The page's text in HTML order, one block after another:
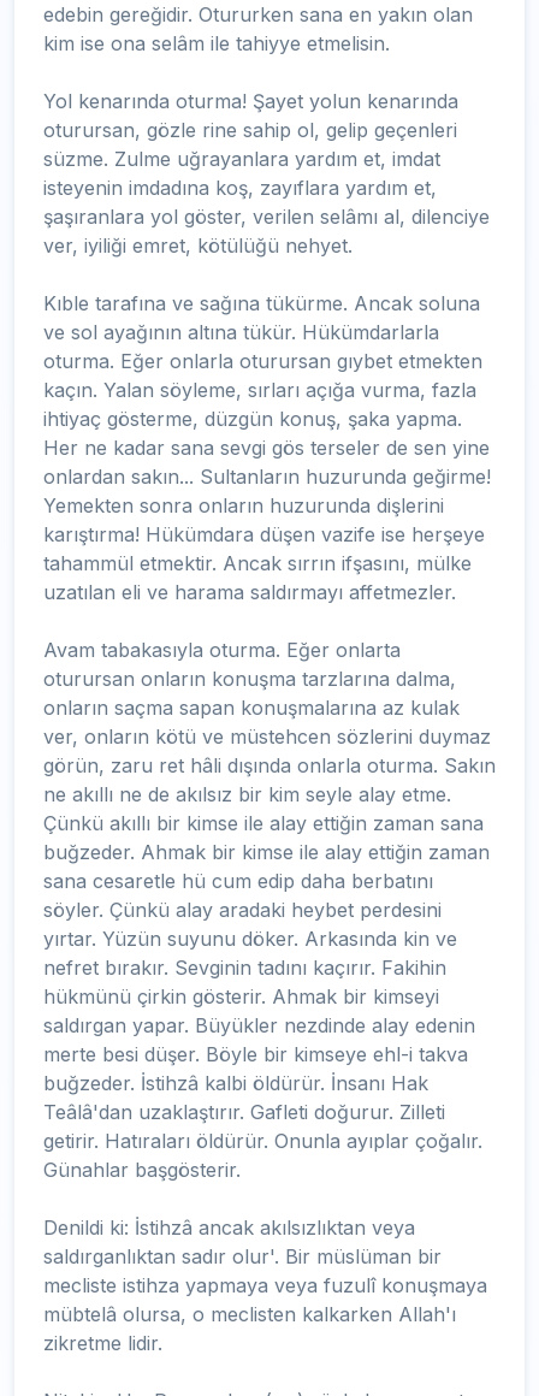
edebin gereğidir. Otururken sana en yakın olan
kim ise ona selâm ile tahiyye etmelisin.
Yol kenarında oturma! Şayet yolun kenarında
oturursan, gözle rine sahip ol, gelip geçenleri
süzme. Zulme uğrayanlara yardım et, imdat
isteyenin imdadına koş, zayıflara yardım et,
şaşıranlara yol göster, verilen selâmı al, dilenciye
ver, iyiliği emret, kötülüğü nehyet.
Kıble tarafına ve sağına tükürme. Ancak soluna
ve sol ayağının altına tükür. Hükümdarlarla
oturma. Eğer onlarla oturursan gıybet etmekten
kaçın. Yalan söyleme, sırları açığa vurma, fazla
ihtiyaç gösterme, düzgün konuş, şaka yapma.
Her ne kadar sana sevgi gös terseler de sen yine
onlardan sakın... Sultanların huzurunda geğirme!
Yemekten sonra onların huzurunda dişlerini
karıştırma! Hükümdara düşen vazife ise herşeye
tahammül etmektir. Ancak sırrın ifşasını, mülke
uzatılan eli ve harama saldırmayı affetmezler.
Avam tabakasıyla oturma. Eğer onlarta
oturursan onların konuşma tarzlarına dalma,
onların saçma sapan konuşmalarına az kulak
ver, onların kötü ve müstehcen sözlerini duymaz
görün, zaru ret hâli dışında onlarla oturma. Sakın
ne akıllı ne de akılsız bir kim seyle alay etme.
Çünkü akıllı bir kimse ile alay ettiğin zaman sana
buğzeder. Ahmak bir kimse ile alay ettiğin zaman
sana cesaretle hü cum edip daha berbatını
söyler. Çünkü alay aradaki heybet perdesini
yırtar. Yüzün suyunu döker. Arkasında kin ve
nefret bırakır. Sevginin tadını kaçırır. Fakihin
hükmünü çirkin gösterir. Ahmak bir kimseyi
saldırgan yapar. Büyükler nezdinde alay edenin
merte besi düşer. Böyle bir kimseye ehl-i takva
buğzeder. İstihzâ kalbi öldürür. İnsanı Hak
Teâlâ'dan uzaklaştırır. Gafleti doğurur. Zilleti
getirir. Hatıraları öldürür. Onunla ayıplar çoğalır.
Günahlar başgösterir.
Denildi ki: İstihzâ ancak akılsızlıktan veya
saldırganlıktan sadır olur'. Bir müslüman bir
mecliste istihza yapmaya veya fuzulî konuşmaya
mübtelâ olursa, o meclisten kalkarken Allah'ı
zikretme lidir.